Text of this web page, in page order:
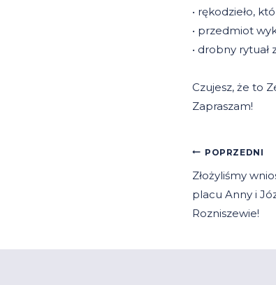
• rękodzieło,
• przedmiot
• drobny
Czujesz, że to
Zapraszam!
POPRZEDNI
Złożyliśmy
placu Anny i
Rozniszewie!